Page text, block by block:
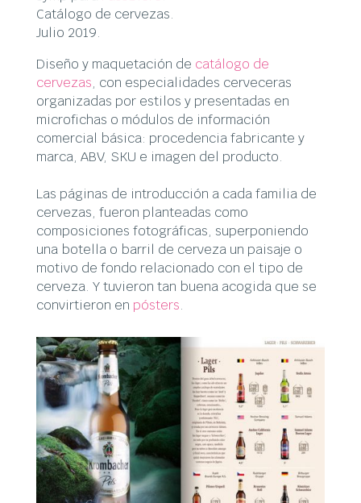
Catálogo de cervezas.
Julio 2019.
Diseño y maquetación de catálogo de
cervezas, con especialidades cerveceras
organizadas por estilos y presentadas en
microfichas o módulos de información
comercial básica: procedencia fabricante y
marca, ABV, SKU e imagen del producto.
Las páginas de introducción a cada familia de
cervezas, fueron planteadas como
composiciones fotográficas, superponiendo
una botella o barril de cerveza un paisaje o
motivo de fondo relacionado con el tipo de
cerveza. Y tuvieron tan buena acogida que se
convirtieron en pósters.